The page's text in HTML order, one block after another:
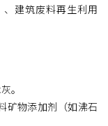
建筑废料再生利用
。
矿物添加剂（如沸石